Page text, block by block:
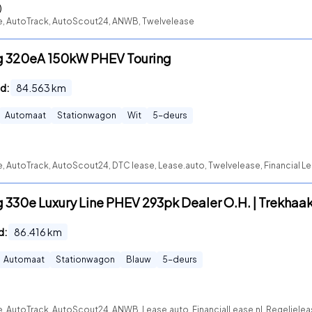
AutoScout24, ANWB, Twelvelease
150kW PHEV Touring
84.563km
Automaat Stationwagon Wit 5-deurs
AutoScout24, DTC lease, Lease.auto, Twelvelease, Financial
Luxury Line PHEV 293pk Dealer O.H. |
86.416km
Automaat Stationwagon Blauw 5-deurs
AutoScout24, ANWB, Lease.auto, FinancialLease.nl,